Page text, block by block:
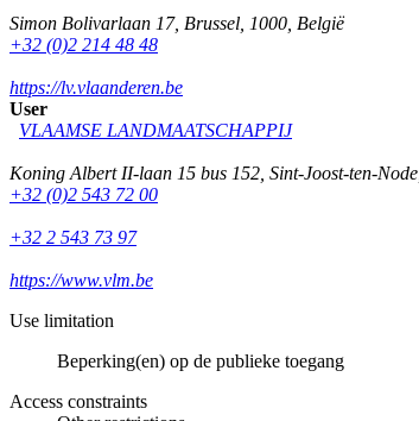
Simon Bolivarlaan 17, Brussel 1000 België
+32 (0)2 214 48 48
https://lv.vlaanderen.be
User
VLAAMSE LANDMAATSCHAPPIJ
Koning Albert II-laan 15 bus 152 Sint-Joost-ten-Node
+32 (0)2 543 72 00
+32 2 543 73 97
https://www.vlm.be
Use limitation
Beperking(en) op de publieke toegang
Access constraints